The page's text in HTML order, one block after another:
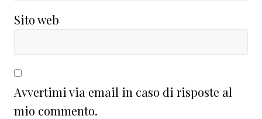
Sito web
Avvertimi via email in caso di risposte al
mio commento.